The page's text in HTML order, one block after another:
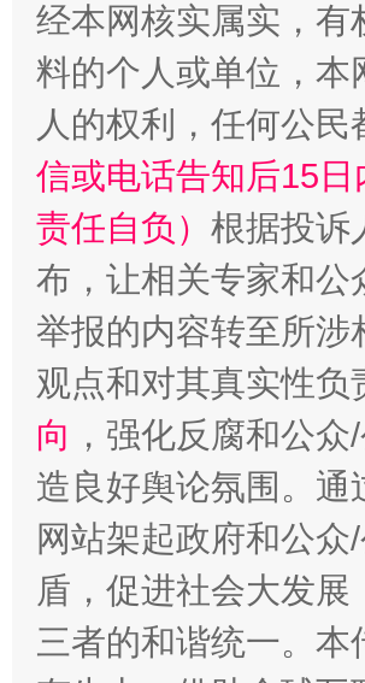
经本网核实属实，有
料的个人或单位，本
人的权利，任何公
信或电话告知后15
责任自负） 根据投诉
布，让相关专家和公
举报的内容转至所
观点和对其真实性负
向 ，强化反腐和公
造良好舆论氛围。
网站架起政府和公
盾，促进社会大发
三者的和谐统一。